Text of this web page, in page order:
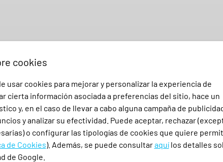
a
r
y
c
cookies
usar cookies para mejorar y personalizar la experiencia de
cierta información asociada a preferencias del sitio, hace un
y, en el caso de llevar a cabo alguna campaña de
y analizar su efectividad. Puede aceptar, rechazar
o configurar las tipologías de cookies que quiere
de Cookies). Además, se puede consultaraquílos detalles
de Google.